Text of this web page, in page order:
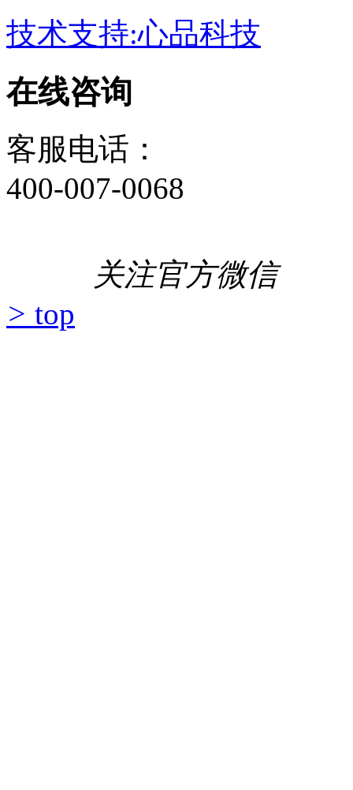
技术支持:心品科技
在线咨询
客服电话：
400-007-0068
关注官方微信
> top